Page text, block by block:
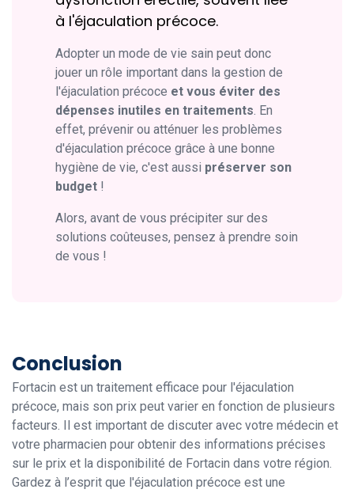
à l'éjaculation précoce.
Adopter un mode de vie sain peut donc
jouer un rôle important dans la gestion de
l'éjaculation précoce et vous éviter des
dépenses inutiles en traitements. En
effet, prévenir ou atténuer les problèmes
d'éjaculation précoce grâce à une bonne
hygiène de vie, c'est aussi préserver son
budget !
Alors, avant de vous précipiter sur des
solutions coûteuses, pensez à prendre soin
de vous !
Conclusion
Fortacin est un traitement efficace pour l'éjaculation
précoce, mais son prix peut varier en fonction de plusieurs
facteurs. Il est important de discuter avec votre médecin et
votre pharmacien pour obtenir des informations précises
sur le prix et la disponibilité de Fortacin dans votre région.
Gardez à l’esprit que l'éjaculation précoce est une